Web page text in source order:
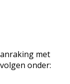
met
onder: